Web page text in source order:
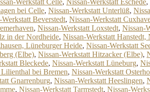
Werkstatt Celle, Nissan-Werkstatt Eschede,
bei Celle, Nissan-Werkstatt Unterlüß,
Werkstatt Beverstedt, Nissan-Werkstatt
, Nissan-Werkstatt Loxstedt, Nissan-
in der Nordheide, Nissan-Werkstatt Hanstedt,
Lüneburger Heide, Nissan-Werkstatt
(Elbe), Nissan-Werkstatt Hitzacker (Elbe),
Bleckede, Nissan-Werkstatt Lüneburg,
bei Bremen, Nissan-Werkstatt
Gnarrenburg, Nissan-Werkstatt Heeslingen,
, Nissan-Werkstatt Tarmstedt, Nissan-